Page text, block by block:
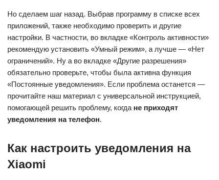
Но сделаем шаг назад. Выбрав программу в списке всех
приложений, также необходимо проверить и другие
настройки. В частности, во вкладке «Контроль активности»
рекомендую установить «Умный режим», а лучше — «Нет
ограничений». Ну а во вкладке «Другие разрешения»
обязательно проверьте, чтобы была активна функция
«Постоянные уведомления». Если проблема останется —
прочитайте наш материал с универсальной инструкцией,
помогающей решить проблему, когда не приходят
уведомления на телефон.
Как настроить уведомления на
Xiaomi